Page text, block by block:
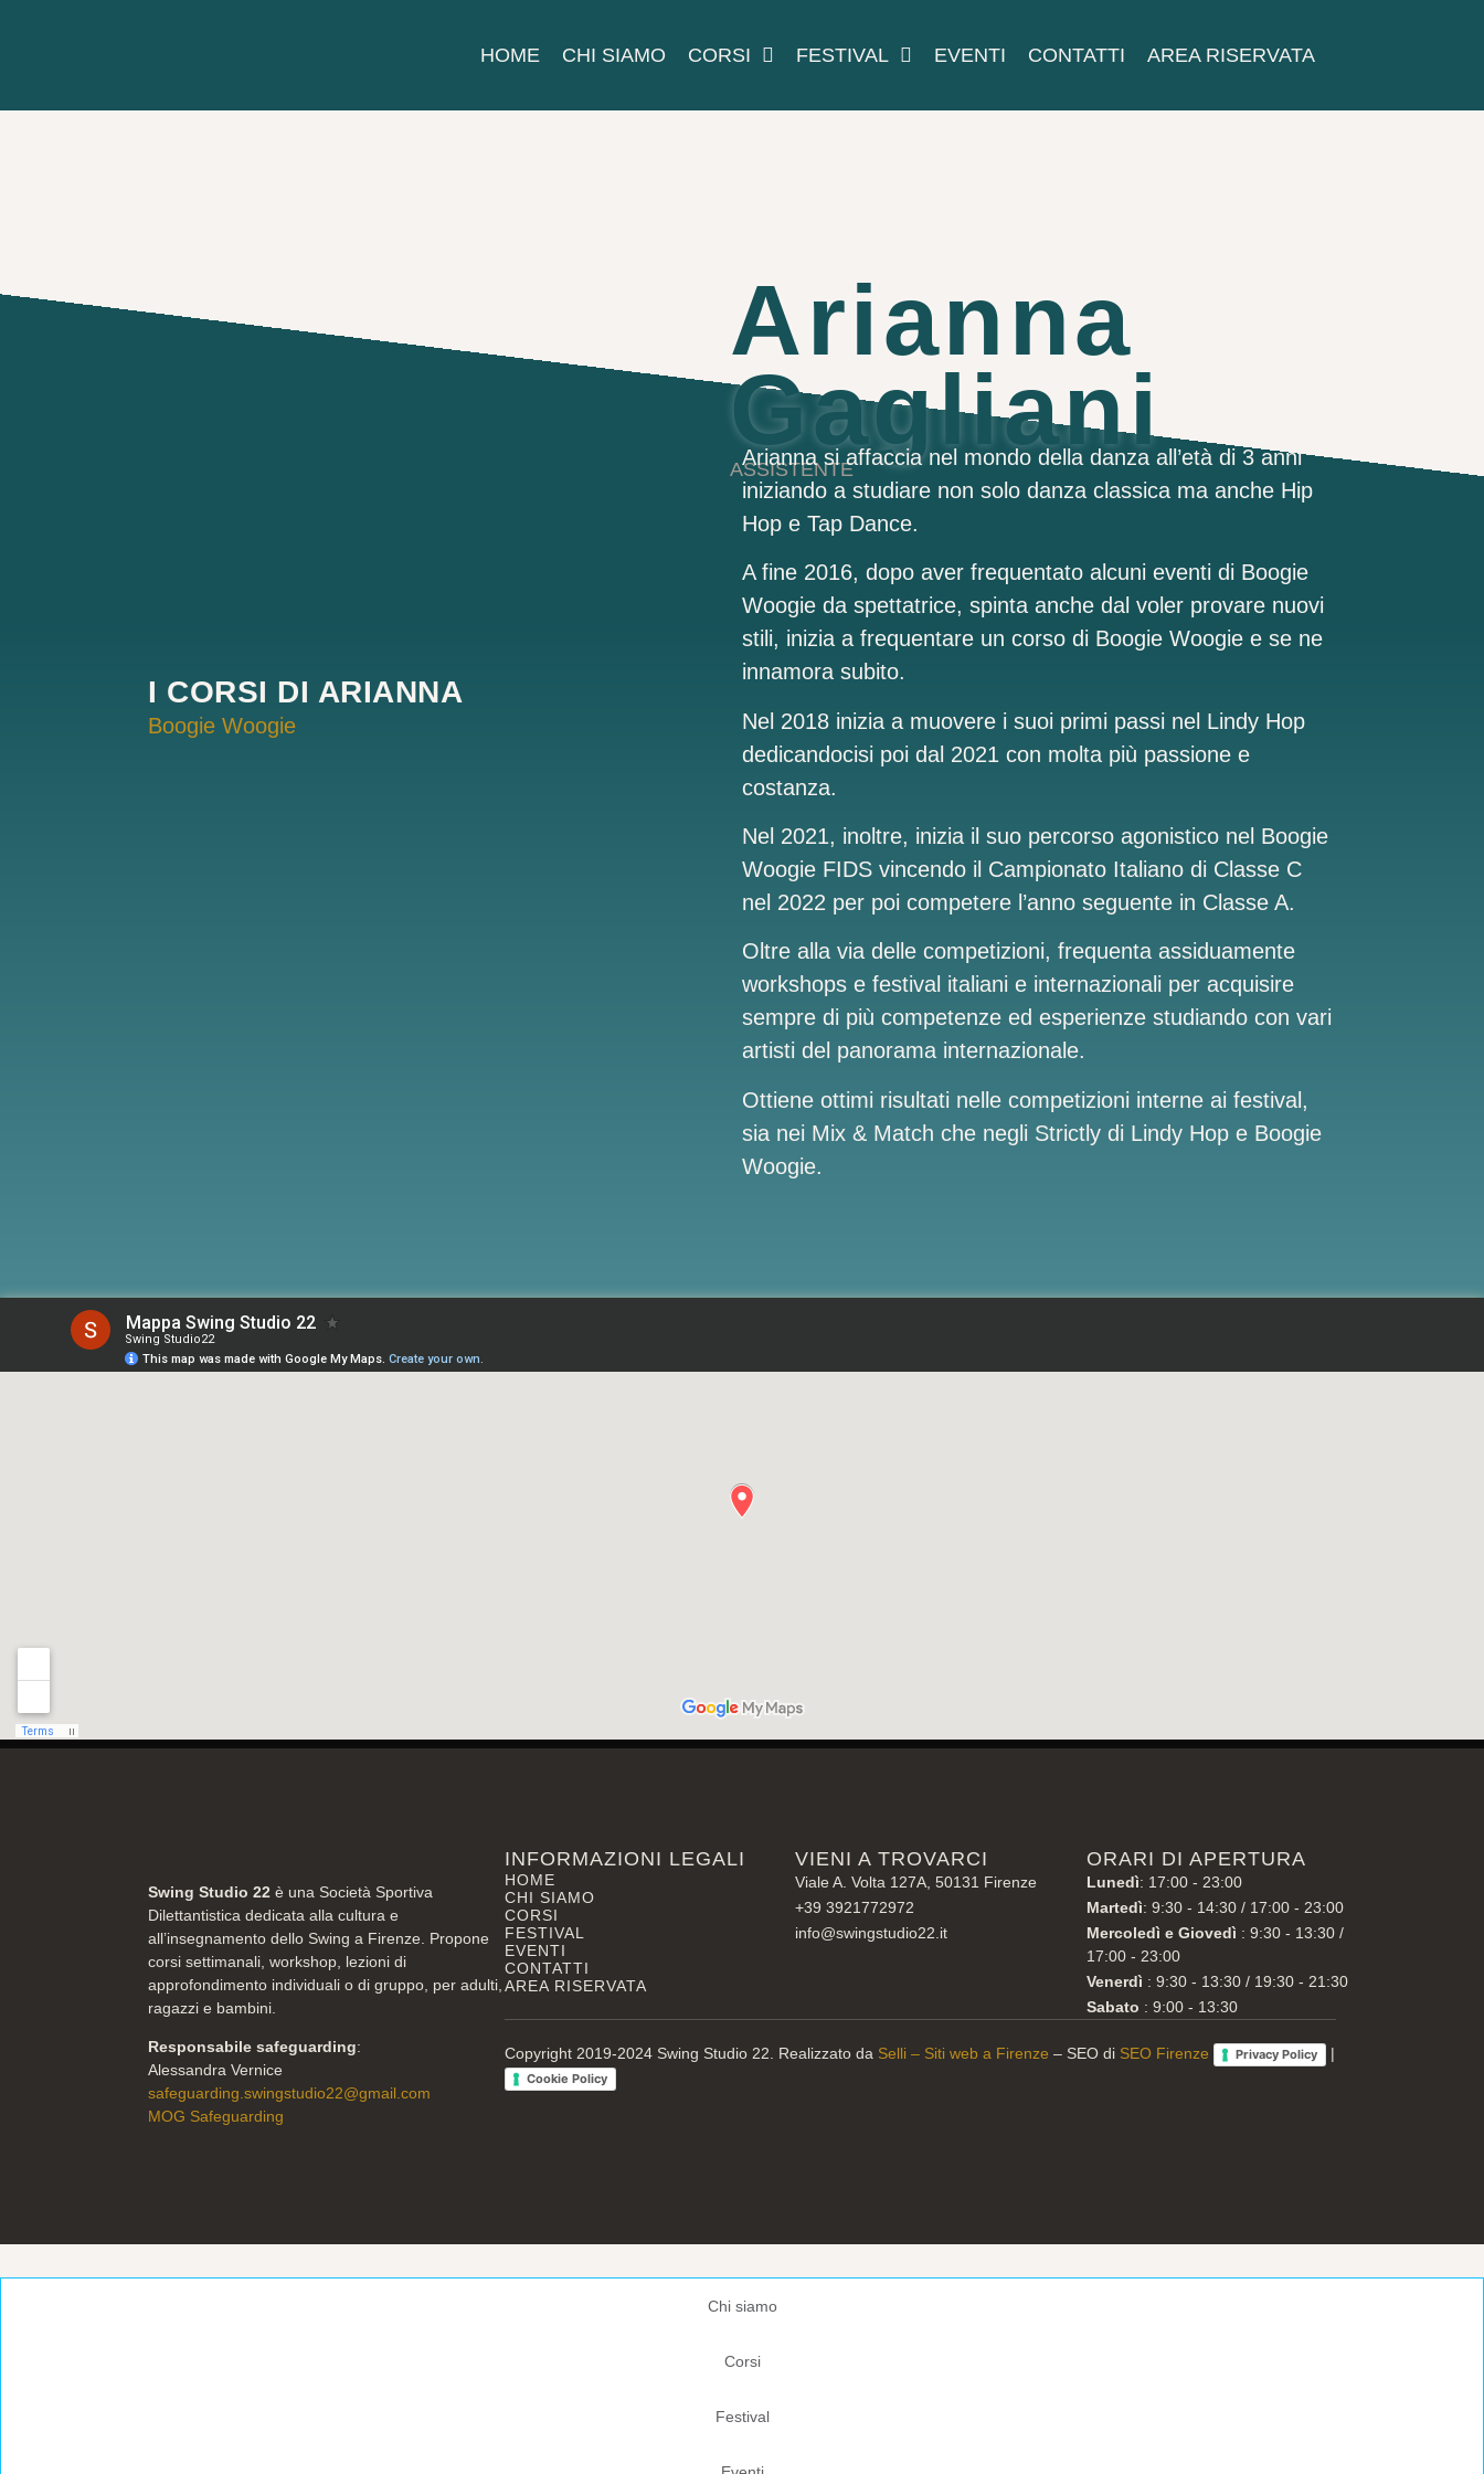
HOME CHI SIAMO CORSI FESTIVAL EVENTI CONTATTI AREA RISERVATA
Arianna
Gagliani
ASSISTENTE
I CORSI DI ARIANNA
Boogie Woogie
Arianna si affaccia nel mondo della danza all’età di 3 anni
iniziando a studiare non solo danza classica ma anche Hip
Hop e Tap Dance.
A fine 2016, dopo aver frequentato alcuni eventi di Boogie
Woogie da spettatrice, spinta anche dal voler provare nuovi
stili, inizia a frequentare un corso di Boogie Woogie e se ne
innamora subito.
Nel 2018 inizia a muovere i suoi primi passi nel Lindy Hop
dedicandocisi poi dal 2021 con molta più passione e
costanza.
Nel 2021, inoltre, inizia il suo percorso agonistico nel Boogie
Woogie FIDS vincendo il Campionato Italiano di Classe C
nel 2022 per poi competere l’anno seguente in Classe A.
Oltre alla via delle competizioni, frequenta assiduamente
workshops e festival italiani e internazionali per acquisire
sempre di più competenze ed esperienze studiando con vari
artisti del panorama internazionale.
Ottiene ottimi risultati nelle competizioni interne ai festival,
sia nei Mix & Match che negli Strictly di Lindy Hop e Boogie
Woogie.
Swing Studio 22 è una Società Sportiva
Dilettantistica dedicata alla cultura e
all’insegnamento dello Swing a Firenze. Propone
corsi settimanali, workshop, lezioni di
approfondimento individuali o di gruppo, per adulti,
ragazzi e bambini.
Responsabile safeguarding:
Alessandra Vernice
safeguarding.swingstudio22@gmail.com
MOG Safeguarding
INFORMAZIONI LEGALI
HOME
CHI SIAMO
CORSI
FESTIVAL
EVENTI
CONTATTI
AREA RISERVATA
VIENI A TROVARCI
Viale A. Volta 127A, 50131 Firenze
+39 3921772972
info@swingstudio22.it
ORARI DI APERTURA
Lunedì: 17:00 - 23:00
Martedì: 9:30 - 14:30 / 17:00 - 23:00
Mercoledì e Giovedì : 9:30 - 13:30 /
17:00 - 23:00
Venerdì : 9:30 - 13:30 / 19:30 - 21:30
Sabato : 9:00 - 13:30
Copyright 2019-2024 Swing Studio 22. Realizzato da Selli – Siti web a Firenze – SEO di SEO Firenze Privacy Policy |
Cookie Policy
Chi siamo
Corsi
Festival